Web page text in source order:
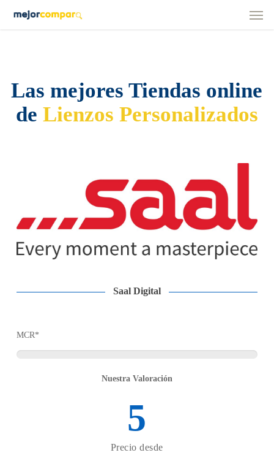
Menu
Las mejores Tiendas online
de Lienzos Personalizados
Saal Digital
MCR*
Nuestra Valoración
5
Precio desde